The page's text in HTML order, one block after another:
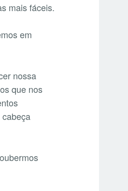
mais fáceis.
em
nossa
que nos